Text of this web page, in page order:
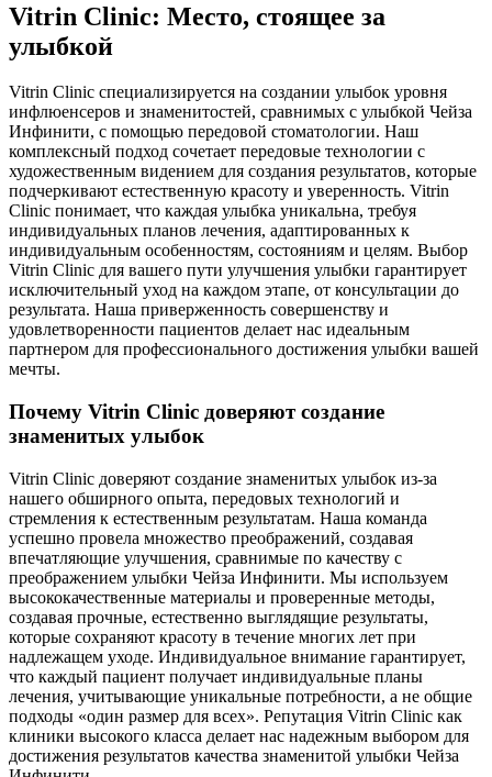
Vitrin Clinic: Место, стоящее за
улыбкой
Vitrin Clinic специализируется на создании улыбок уровня
инфлюенсеров и знаменитостей, сравнимых с улыбкой Чейза
Инфинити, с помощью передовой стоматологии. Наш
комплексный подход сочетает передовые технологии с
художественным видением для создания результатов, которые
подчеркивают естественную красоту и уверенность. Vitrin
Clinic понимает, что каждая улыбка уникальна, требуя
индивидуальных планов лечения, адаптированных к
индивидуальным особенностям, состояниям и целям. Выбор
Vitrin Clinic для вашего пути улучшения улыбки гарантирует
исключительный уход на каждом этапе, от консультации до
результата. Наша приверженность совершенству и
удовлетворенности пациентов делает нас идеальным
партнером для профессионального достижения улыбки вашей
мечты.
Почему Vitrin Clinic доверяют создание
знаменитых улыбок
Vitrin Clinic доверяют создание знаменитых улыбок из-за
нашего обширного опыта, передовых технологий и
стремления к естественным результатам. Наша команда
успешно провела множество преображений, создавая
впечатляющие улучшения, сравнимые по качеству с
преображением улыбки Чейза Инфинити. Мы используем
высококачественные материалы и проверенные методы,
создавая прочные, естественно выглядящие результаты,
которые сохраняют красоту в течение многих лет при
надлежащем уходе. Индивидуальное внимание гарантирует,
что каждый пациент получает индивидуальные планы
лечения, учитывающие уникальные потребности, а не общие
подходы «один размер для всех». Репутация Vitrin Clinic как
клиники высокого класса делает нас надежным выбором для
достижения результатов качества знаменитой улыбки Чейза